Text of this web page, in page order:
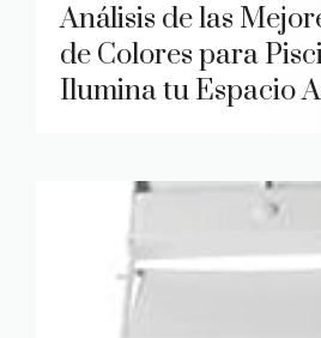
Análisis de las
de Colores para
Ilumina tu Espacio